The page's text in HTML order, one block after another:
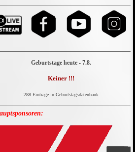
Geburtstage heute - 7.8.
Keiner !!!
288 Einträge in Geburtstagsdatenbank